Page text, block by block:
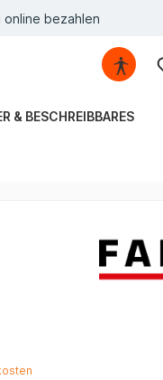
online bezahlen
& BESCHREIBBARES